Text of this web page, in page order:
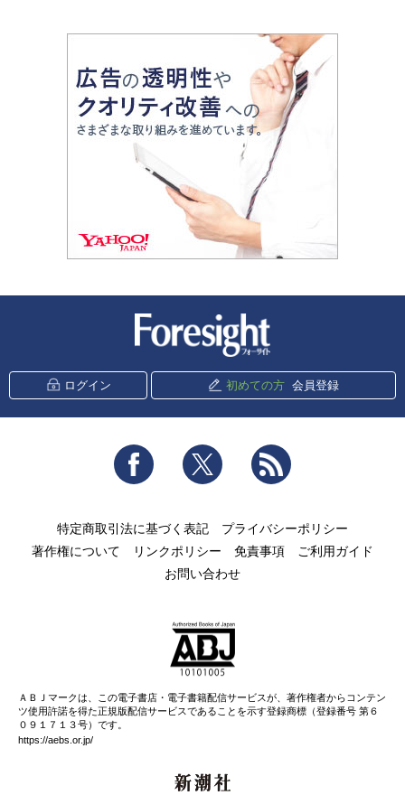
ログイン 初めての方 会員登録
Facebook Twitter
特定商取引法に基づく表記
プライバシーポリシー
著作権について
リンクポリシー 免責事項
ご利用ガイド
お問い合わせ
ＡＢＪマークは、この電子書店・電子書籍配信サービスが、著作権者からコンテン
ツ使用許諾を得た正規版配信サービスであることを示す登録商標（登録番号 第６
０９１７１３号）です。
https://aebs.or.jp/